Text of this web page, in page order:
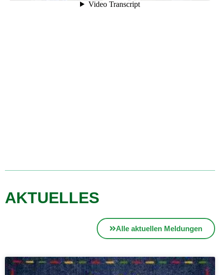
AKTUELLES
Alle aktuellen Meldungen